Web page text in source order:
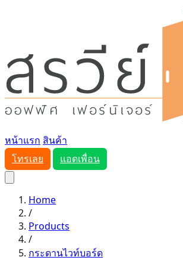
หน้าแรก สินค้า
โทรเลย
แอดเพื่อน
Home
/
Products
/
กระดานไวท์บอร์ด